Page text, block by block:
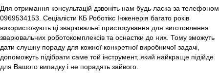
Для отримання консультацій дзвоніть нам будь ласка за телефоном
0969534153. Сеціалісти КБ Роботікс Інженерія багато років
використовують ці зварювальні пристосування для виготовлення
зварювальних роботокомплексів та оснастки до них. Тому зможуть
дати слушну пораду для кожної конкретної виробничої задачі,
допоможуть підібрати саме той інструмент, який найкраще підійде
для Вашого випадку і не порадять зайвого.